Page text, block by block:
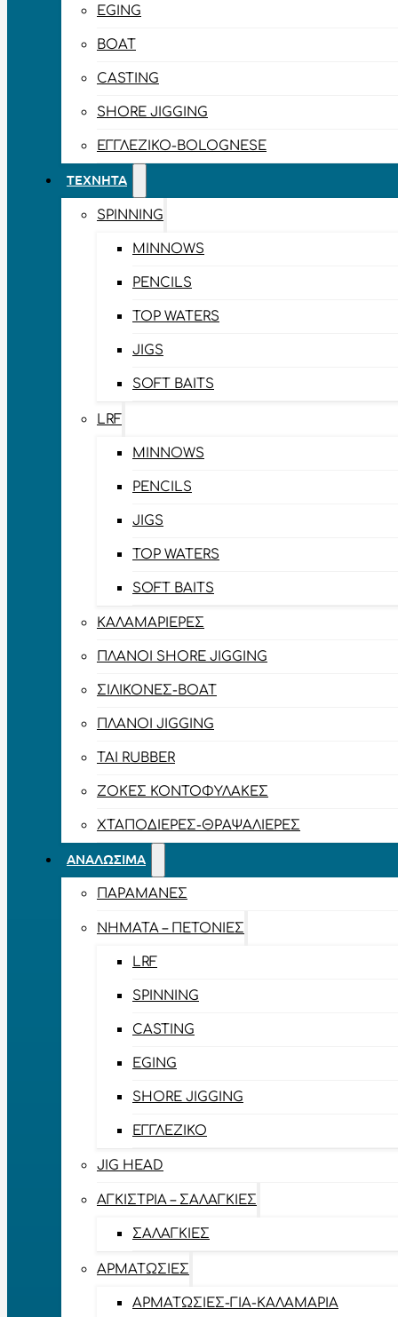
EGING
BOAT
CASTING
SHORE JIGGING
ΕΓΓΛΈΖΙΚΟ-BOLOGNESE
ΤΕΧΝΗΤΆ
SPINNING
MINNOWS
PENCILS
TOP WATERS
JIGS
SOFT BAITS
LRF
MINNOWS
PENCILS
JIGS
TOP WATERS
SOFT BAITS
ΚΑΛΑΜΑΡΙΈΡΕΣ
ΠΛΆΝΟΙ SHORE JIGGING
ΣΙΛΙΚΌΝΕΣ-BOAT
ΠΛΆΝΟΙ JIGGING
TAI RUBBER
ΖΌΚΕΣ ΚΟΝΤΟΦΎΛΑΚΕΣ
ΧΤΑΠΟΔΙΈΡΕΣ-ΘΡΑΨΑΛΙΈΡΕΣ
ΑΝΑΛΏΣΙΜΑ
ΠΑΡΑΜΆΝΕΣ
ΝΉΜΑΤΑ – ΠΕΤΟΝΙΈΣ
LRF
SPINNING
CASTING
EGING
SHORE JIGGING
ΕΓΓΛΈΖΙΚΟ
JIG HEAD
ΑΓΚΊΣΤΡΙΑ – ΣΑΛΑΓΚΙΈΣ
ΣΑΛΑΓΚΙΈΣ
ΑΡΜΑΤΩΣΙΈΣ
ΑΡΜΑΤΩΣΙΈΣ-ΓΙΑ-ΚΑΛΑΜΆΡΙΑ